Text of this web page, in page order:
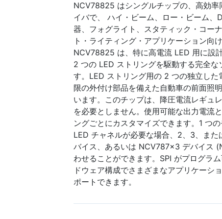
NCV78825 はシングルチップの、高効率
イバで、 ハイ・ビーム、ロー・ビーム、
器、フォグライト、スタティック・コー
ト・ライティング・アプリケーション向
NCV78825 は、特に高電流 LED 用に設
2 つの LED ストリングを駆動する完全な
す。LED ストリング用の 2 つの独立し
限の外付け部品を備えた自動車の前面照
います。このチップは、降圧電流レギュ
を必要としません。使用可能な出力電流
ングごとにカスタマイズできます。1 つ
LED チャネルが必要な場合、2、3、ま
バイス、あるいは NCV787x3 デバイス
わせることができます。SPI がプログラ
ドウェア構成でさまざまなアプリケーシ
ポートできます。